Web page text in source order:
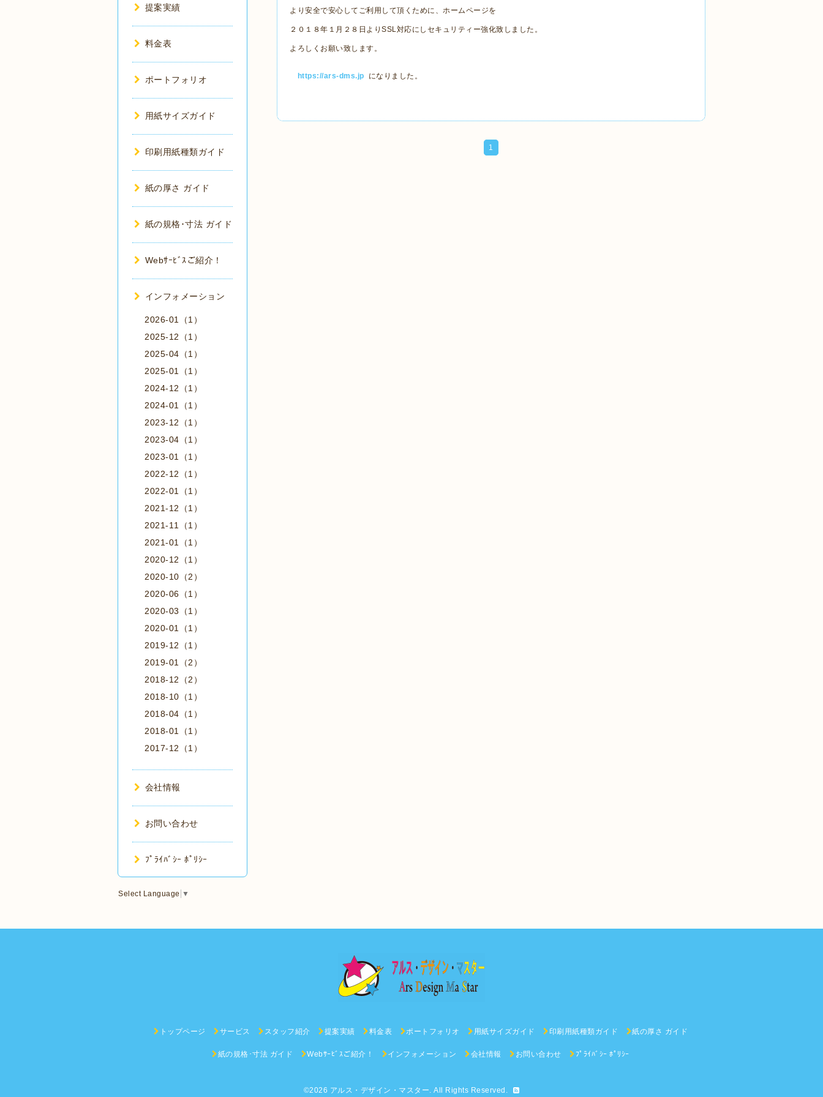
より安全で安心してご利用して頂くために、ホームページを
２０１８年１月２８日よりSSL対応にしセキュリティー強化致しました。
よろしくお願い致します。
https://ars-dms.jp になりました。
1
提案実績
料金表
ポートフォリオ
用紙サイズガイド
印刷用紙種類ガイド
紙の厚さ ガイド
紙の規格･寸法 ガイド
Webｻｰﾋﾞｽご紹介！
インフォメーション
2026-01（1）
2025-12（1）
2025-04（1）
2025-01（1）
2024-12（1）
2024-01（1）
2023-12（1）
2023-04（1）
2023-01（1）
2022-12（1）
2022-01（1）
2021-12（1）
2021-11（1）
2021-01（1）
2020-12（1）
2020-10（2）
2020-06（1）
2020-03（1）
2020-01（1）
2019-12（1）
2019-01（2）
2018-12（2）
2018-10（1）
2018-04（1）
2018-01（1）
2017-12（1）
会社情報
お問い合わせ
ﾌﾟﾗｲﾊﾞｼｰ ﾎﾟﾘｼｰ
Select Language ▼
トップページ サービス スタッフ紹介 提案実績 料金表 ポートフォリオ 用紙サイズガイド 印刷用紙種類ガイド 紙の厚さ ガイド
紙の規格･寸法 ガイド Webｻｰﾋﾞｽご紹介！ インフォメーション 会社情報 お問い合わせ ﾌﾟﾗｲﾊﾞｼｰ ﾎﾟﾘｼｰ
©2026 アルス・デザイン・マスター. All Rights Reserved.